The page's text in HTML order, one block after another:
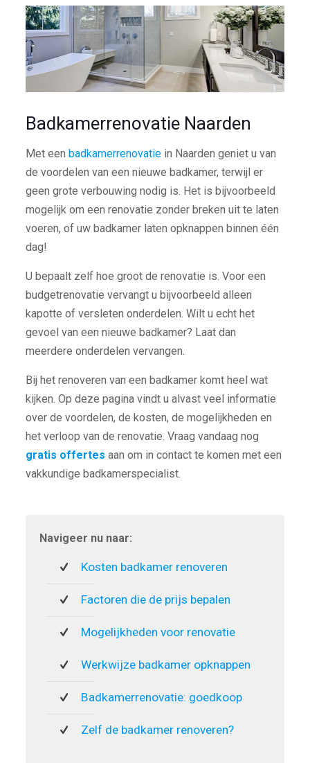
Badkamerrenovatie Naarden
Met een badkamerrenovatiein Naarden geniet u van
de voordelen van een nieuwe badkamer, terwijl er
geen grote verbouwing nodig is. Het is bijvoorbeeld
mogelijk om een renovatie zonder breken uit te laten
voeren, of uw badkamer laten opknappen binnen één
dag!
U bepaalt zelf hoe groot de renovatie is. Voor een
budgetrenovatie vervangt u bijvoorbeeld alleen
kapotte of versleten onderdelen. Wilt u echt het
gevoel van een nieuwe badkamer? Laat dan
meerdere onderdelen vervangen.
Bij het renoveren van een badkamer komt heel wat
kijken. Op deze pagina vindt u alvast veel informatie
over de voordelen, de kosten, de mogelijkheden en
het verloop van de renovatie. Vraag vandaag nog
gratis offertes aan om in contact te komen met een
vakkundige badkamerspecialist.
Navigeer nu naar:
Kosten badkamer renoveren
Factoren die de prijs bepalen
Mogelijkheden voor renovatie
Werkwijze badkamer opknappen
Badkamerrenovatie: goedkoop
Zelf de badkamer renoveren?